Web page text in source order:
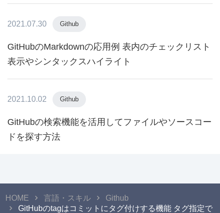
2021.07.30 Github
GitHubのMarkdownの応用例 表内のチェックリスト
表示やシンタックスハイライト
2021.10.02 Github
GitHubの検索機能を活用してファイルやソースコー
ドを探す方法
HOME 言語・スキル
Github
GitHubのtagはコミットにタグ付けする機能 タグ指定で